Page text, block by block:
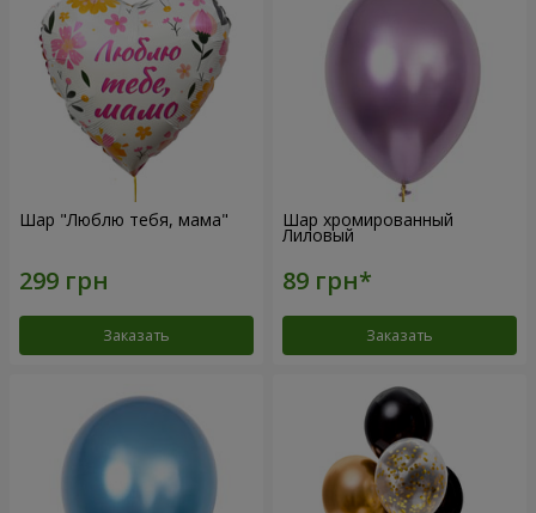
Шар "Люблю тебя, мама"
Заказать
Шар хромированный
Лиловый
Заказать